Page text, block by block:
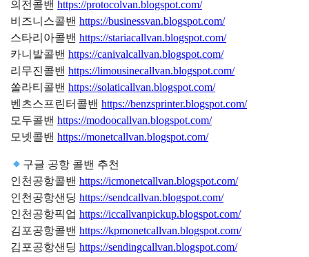
의전콜밴https://protocolvan.blogspot.com/
비즈니스콜밴https://businessvan.blogspot.com/
스타리아콜밴https://stariacallvan.blogspot.com/
카니발콜밴https://canivalcallvan.blogspot.com/
리무진콜밴https://limousinecallvan.blogspot.com/
쏠라티콜밴https://solaticallvan.blogspot.com/
벤츠스프린터콜밴https://benzsprinter.blogspot.com/
모두콜밴https://modoocallvan.blogspot.com/
모넷콜밴https://monetcallvan.blogspot.com/
구글 공항 콜밴 추천
인천공항콜밴https://icmonetcallvan.blogspot.com/
인천공항샌딩https://sendcallvan.blogspot.com/
인천공항픽업https://iccallvanpickup.blogspot.com/
김포공항콜밴https://kpmonetcallvan.blogspot.com/
김포공항샌딩https://sendingcallvan.blogspot.com/